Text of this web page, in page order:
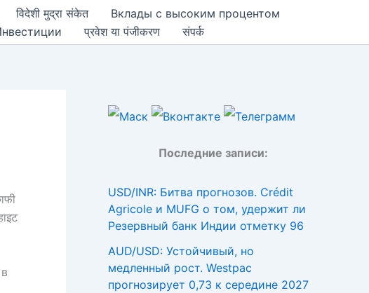
विदेशी मुद्रा संकेत
Вклады с высоким процентом
प्रवेश या पंजीकरण संपर्क
Последние записи:
USD/INR: Битва прогнозов. Crédit
Agricole и MUFG о том, удержит ли
Резервный банк Индии отметку 96
AUD/USD: Устойчивый, но
медленный рост. Westpac
прогнозирует 0,73 к середине 2027